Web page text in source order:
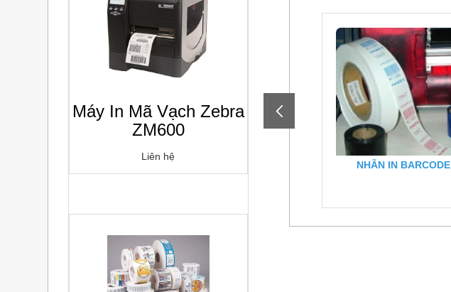
NHÃN IN BARCODE NHÃN IN BARCODE
Máy In Mã Vạch Zebra
ZM600
Liên hệ